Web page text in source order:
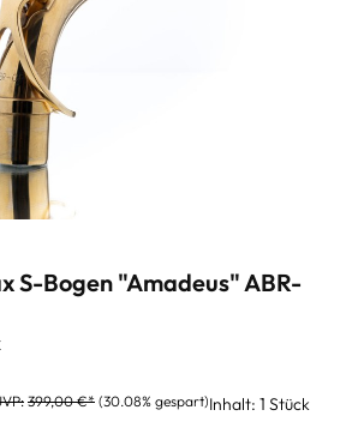
S-Bogen "Amadeus" ABR-
399,00 €* (30.08% gespart)Inhalt: 1 Stück